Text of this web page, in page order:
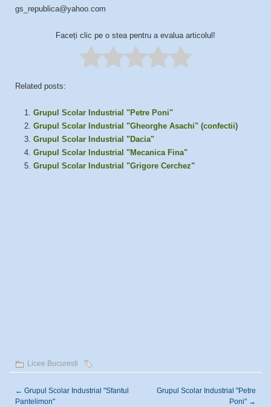
gs_republica@yahoo.com
Faceți clic pe o stea pentru a evalua articolul!
Related posts:
Grupul Scolar Industrial "Petre Poni"
Grupul Scolar Industrial "Gheorghe Asachi" (confectii)
Grupul Scolar Industrial "Dacia"
Grupul Scolar Industrial "Mecanica Fina"
Grupul Scolar Industrial "Grigore Cerchez"
Licee Bucuresti
← Grupul Scolar Industrial "Sfantul
Pantelimon"
Grupul Scolar Industrial "Petre
Poni" →